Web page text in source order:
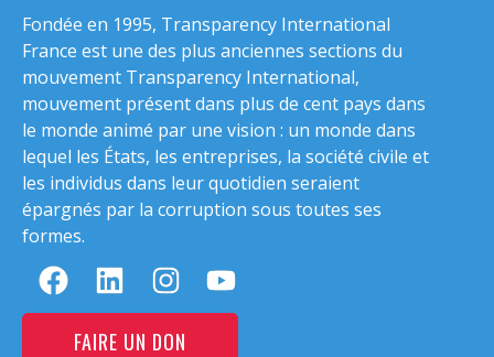
Fondée en 1995, Transparency International
France est une des plus anciennes sections du
mouvement Transparency International,
mouvement présent dans plus de cent pays dans
le monde animé par une vision : un monde dans
lequel les États, les entreprises, la société civile et
les individus dans leur quotidien seraient
épargnés par la corruption sous toutes ses
formes.
FAIRE UN DON